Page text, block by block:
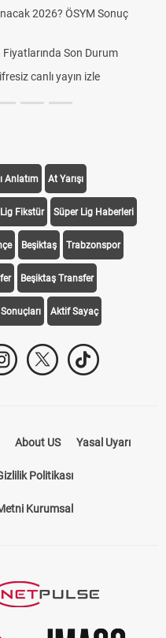
2026? ÖSYM Sonuç
Son Durum
canlı yayın izle
Anlatım At Yarışı
Fikstür Süper Lig Haberleri
Beşiktaş Trabzonspor
Beşiktaş Transfer
Aktif Sayaç
About US Yasal Uyarı
Politikası
Kurumsal